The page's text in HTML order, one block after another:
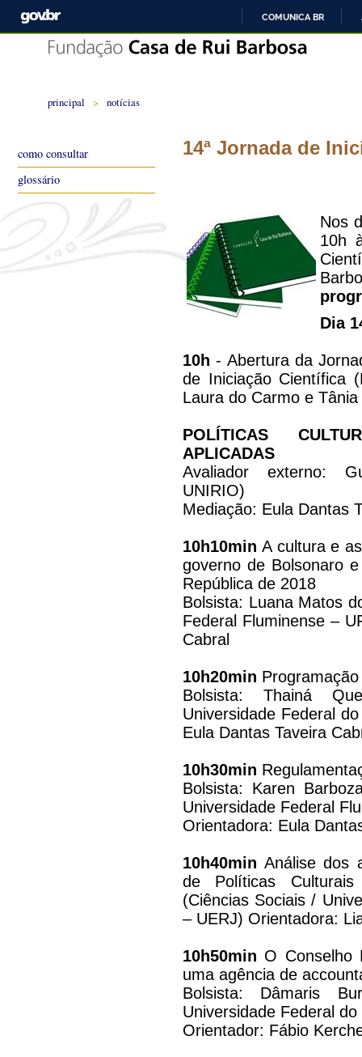
COMUNICA BR
principal > notícias
14ª Jornada de
Nos
10h
Dia
10h - Abertura da
de Iniciação Científica
Laura do Carmo e
POLÍTICAS
APLICADAS
Avaliador externo:
UNIRIO)
Mediação: Eula Dantas
10h10min A cultura e
governo de Bolsonaro
República de 2018
Bolsista: Luana Matos
Federal Fluminense –
Cabral
10h20min
Bolsista: Thainá
Universidade Federal
Eula Dantas Taveira
10h30min
Bolsista: Karen
Universidade Federal
Orientadora: Eula
10h40min Análise dos
de Políticas
(Ciências Sociais /
– UERJ) Orientadora:
10h50min O Conselho
uma agência de
Bolsista: Dâmaris
Universidade Federal
Orientador: Fábio
como consultar
glossário